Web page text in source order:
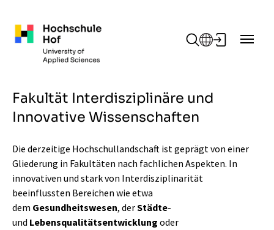
Fakultät Interdisziplinäre und
Innovative Wissenschaften
Die derzeitige Hochschullandschaft ist geprägt von einer
Gliederung in Fakultäten nach fachlichen Aspekten. In
innovativen und stark von Interdisziplinarität
beeinflussten Bereichen wie etwa
dem Gesundheitswesen, derStädte-
und Lebensqualitätsentwicklung oder